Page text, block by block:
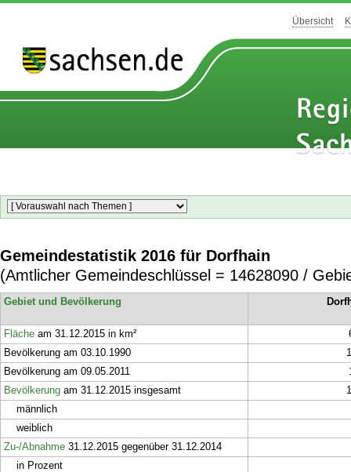
Übersicht
Gemeindestatistik 2016 für Dorfhain
(Amtlicher Gemeindeschlüssel = 14628090 /
Gebiet und Bevölkerung
Flächeam 31.12.2015 in km²
Bevölkerung am 03.10.1990
Bevölkerung am 09.05.2011
Bevölkerungam 31.12.2015 insgesamt
männlich
weiblich
Zu-/Abnahme31.12.2015 gegenüber 31.12.2014
in Prozent